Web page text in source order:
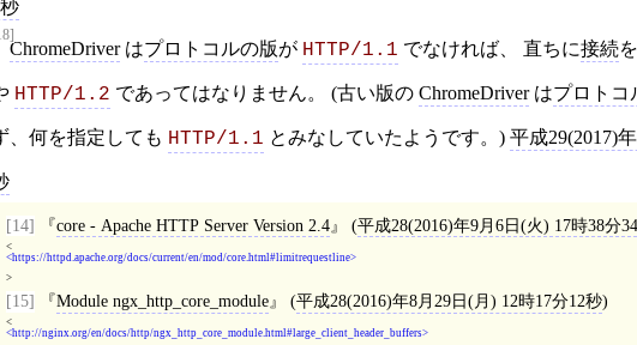
ChromeDriverはプロトコルの版が HTTP/1.1 でなければ、 直ちに接続
HTTP/1.2 であってはなりません。 (古い版の ChromeDriverはプロトコ
、何を指定しても HTTP/1.1 とみなしていたようです。) 平成29(2017)
[14] core - Apache HTTP Server Version 2.4 (平成28(2016)年9月6日(火) 17時38分
<
https://httpd.apache.org/docs/current/en/mod/core.html#limitrequestline
>
[15] Module ngx_http_core_module (平成28(2016)年8月29日(月) 12時17分12秒)
<
http://nginx.org/en/docs/http/ngx_http_core_module.html#large_client_header_buffers